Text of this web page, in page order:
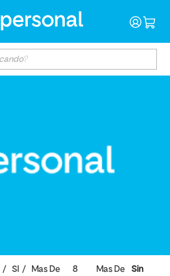
SI
Mas De
8
Mas De
Sin